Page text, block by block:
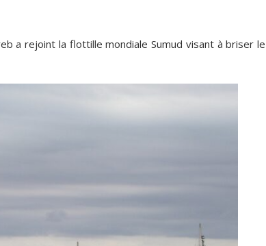
a rejoint la flottille mondiale Sumud visant à briser le